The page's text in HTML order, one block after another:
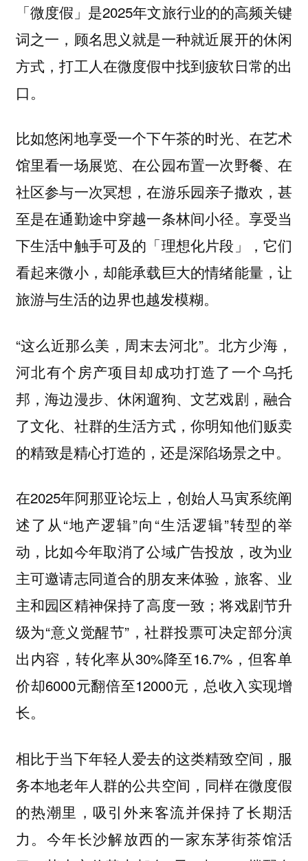
「微度假」是2025年文旅行业的的高频关键
词之一，顾名思义就是一种就近展开的休闲
方式，打工人在微度假中找到疲软日常的出
口。
比如悠闲地享受一个下午茶的时光、在艺术
馆里看一场展览、在公园布置一次野餐、在
社区参与一次冥想，在游乐园亲子撒欢，甚
至是在通勤途中穿越一条林间小径。享受当
下生活中触手可及的「理想化片段」，它们
看起来微小，却能承载巨大的情绪能量，让
旅游与生活的边界也越发模糊。
“这么近那么美，周末去河北”。北方少海，
河北有个房产项目却成功打造了一个乌托
邦，海边漫步、休闲遛狗、文艺戏剧，融合
了文化、社群的生活方式，你明知他们贩卖
的精致是精心打造的，还是深陷场景之中。
在2025年阿那亚论坛上，创始人马寅系统阐
述了从“地产逻辑”向“生活逻辑”转型的举
动，比如今年取消了公域广告投放，改为业
主可邀请志同道合的朋友来体验，旅客、业
主和园区精神保持了高度一致；将戏剧节升
级为“意义觉醒节”，社群投票可决定部分演
出内容，转化率从30%降至16.7%，但客单
价却6000元翻倍至12000元，总收入实现增
长。
相比于当下年轻人爱去的这类精致空间，服
务本地老年人群的公共空间，同样在微度假
的热潮里，吸引外来客流并保持了长期活
力。今年长沙解放西的一家东茅街茶馆活